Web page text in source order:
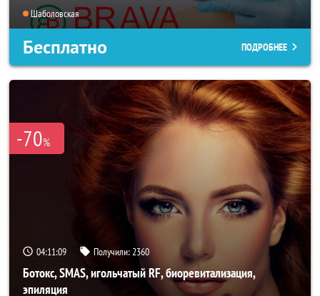
Шаболовская
Бесплатно ПОДРОБНЕЕ
-70%
04:11:07 Получили: 2360
Ботокс, SMAS, игольчатый RF, биоревитализация,
эпиляция